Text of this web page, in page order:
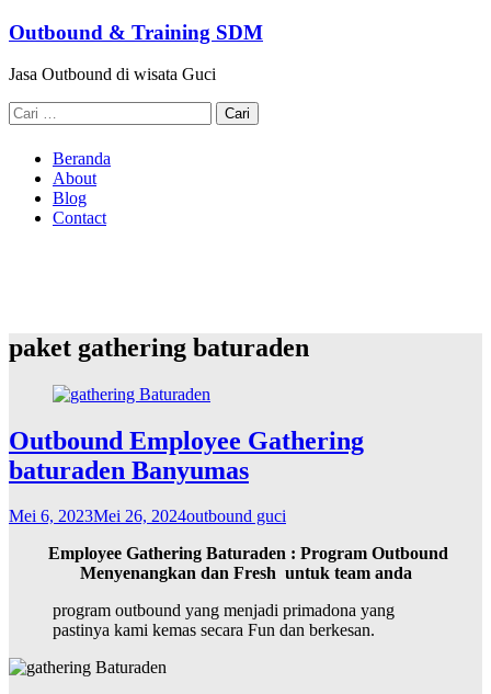
Lompat
konten
Outbound & Training SDM
Jasa Outbound di wisata Guci
Cari
apa:
Beranda
About
Blog
Contact
paket gathering baturaden
Outbound Employee Gathering
baturaden Banyumas
Mei 6, 2023Mei 26, 2024outbound guci
Employee Gathering Baturaden : Program Outbound
Menyenangkan dan Fresh untuk team anda
program outbound yang menjadi primadona yang
pastinya kami kemas secara Fun dan berkesan.